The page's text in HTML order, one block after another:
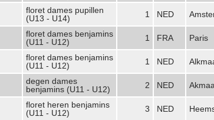
floret dames pupillen
(U13 - U14)
1 NED
floret dames benjamins
(U11 - U12)
1 FRA Paris
floret dames benjamins
(U11 - U12)
1 NED
degen dames
benjamins (U11 - U12)
2 NED
floret heren benjamins
(U11 - U12)
3 NED